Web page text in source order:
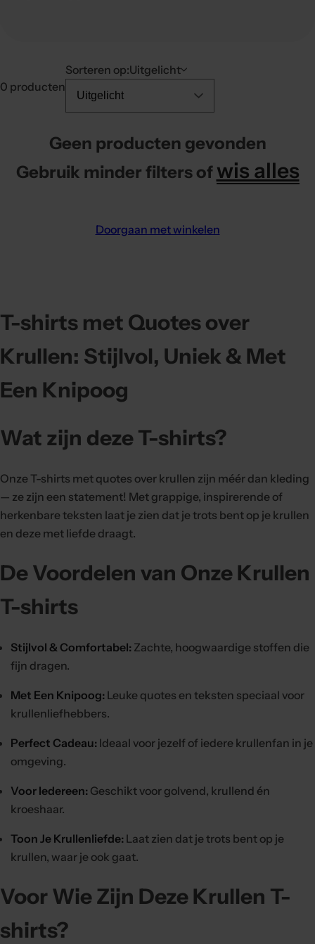
,
e
u
m
r
.
0 producten
Sorteren op:Uitgelicht
Geen producten gevonden
Gebruik minder filters of wis alles
Doorgaan met winkelen
T-shirts met Quotes over
Krullen: Stijlvol, Uniek & Met
Een Knipoog
Wat zijn deze T-shirts?
Onze T-shirts met quotes over krullen zijn méér dan kleding
— ze zijn een statement! Met grappige, inspirerende of
herkenbare teksten laat je zien dat je trots bent op je krullen
en deze met liefde draagt.
De Voordelen van Onze Krullen
T-shirts
Stijlvol & Comfortabel: Zachte, hoogwaardige stoffen die
fijn dragen.
Met Een Knipoog: Leuke quotes en teksten speciaal voor
krullenliefhebbers.
Perfect Cadeau: Ideaal voor jezelf of iedere krullenfan in je
omgeving.
Voor Iedereen: Geschikt voor golvend, krullend én
kroeshaar.
Toon Je Krullenliefde: Laat zien dat je trots bent op je
krullen, waar je ook gaat.
Voor Wie Zijn Deze Krullen T-
shirts?